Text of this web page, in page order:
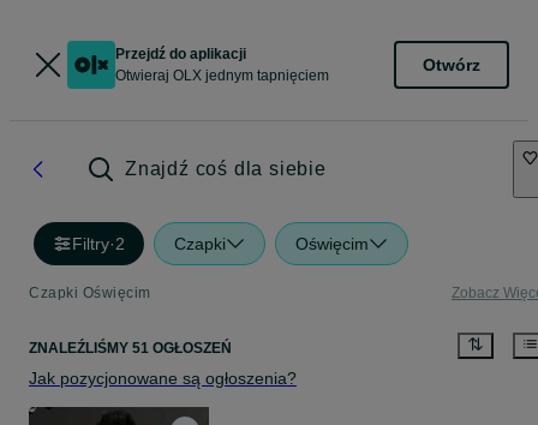
Przejdź do aplikacji
Otwieraj OLX jednym tapnięciem
Otwórz
Znajdź coś dla siebie
Filtry·2 Czapki Oświęcim
Czapki Oświęcim Zobacz
ZNALEŹLIŚMY 51 OGŁOSZEŃ
Jak pozycjonowane są ogłoszenia?